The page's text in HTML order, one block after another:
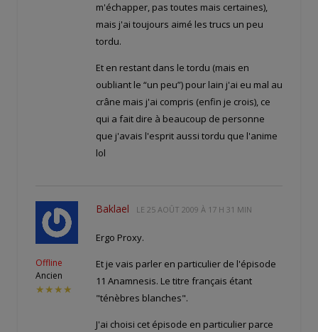
m'échapper, pas toutes mais certaines),
mais j'ai toujours aimé les trucs un peu
tordu.
Et en restant dans le tordu (mais en
oubliant le “un peu”) pour lain j'ai eu mal au
crâne mais j'ai compris (enfin je crois), ce
qui a fait dire à beaucoup de personne
que j'avais l'esprit aussi tordu que l'anime
lol
Offline
Ancien
★★★★
Baklael LE 25 AOÛT 2009 À 17 H 31 MIN
Ergo Proxy.
Et je vais parler en particulier de l'épisode
11 Anamnesis. Le titre français étant
"ténèbres blanches".
J'ai choisi cet épisode en particulier parce